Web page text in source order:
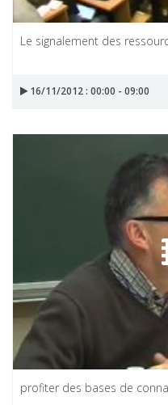
Le signalement des
16/11/2012 : 00:00 - 09:00
profiter des bases de